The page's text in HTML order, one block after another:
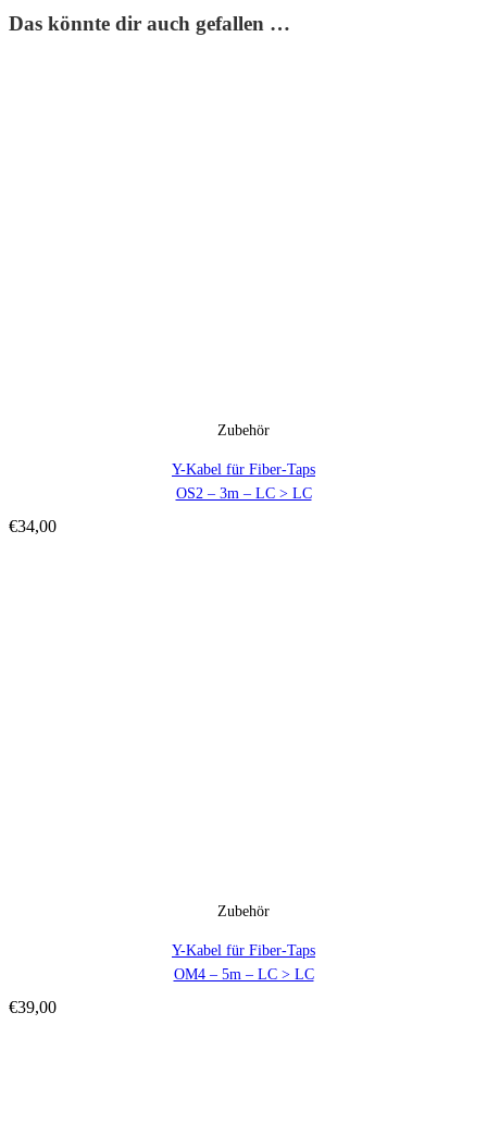
Das könnte dir auch gefallen …
Zubehör
Y-Kabel für Fiber-Taps
OS2 – 3m – LC > LC
€34,00
Zubehör
Y-Kabel für Fiber-Taps
OM4 – 5m – LC > LC
€39,00